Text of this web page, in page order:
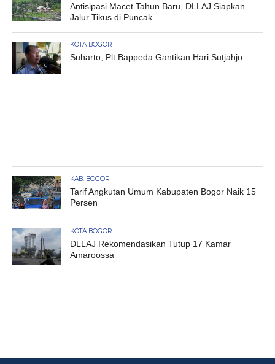
Antisipasi Macet Tahun Baru, DLLAJ Siapkan
Jalur Tikus di Puncak
KOTA BOGOR
Suharto, Plt Bappeda Gantikan Hari Sutjahjo
KAB. BOGOR
Tarif Angkutan Umum Kabupaten Bogor Naik 15
Persen
KOTA BOGOR
DLLAJ Rekomendasikan Tutup 17 Kamar
Amaroossa